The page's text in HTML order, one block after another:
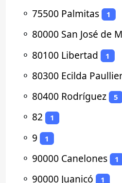
⚬ 75500 Palmitas 1
⚬ 80000 San José de
⚬ 80100 Libertad 1
⚬ 80300 Ecilda
⚬ 80400 Rodríguez 5
⚬ 82 1
⚬ 9 1
⚬ 90000 Canelones 1
⚬ 90000 Juanicó 1